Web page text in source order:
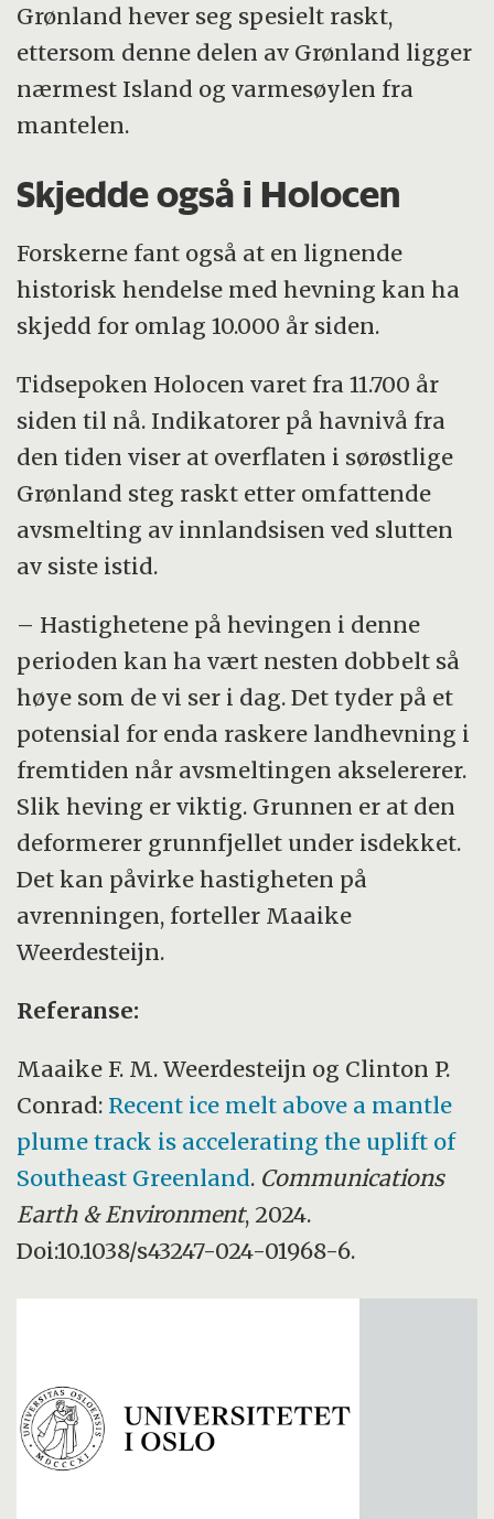
Grønland hever seg spesielt raskt,
ettersom denne delen av Grønland ligger
nærmest Island og varmesøylen fra
mantelen.
Skjedde også i Holocen
Forskerne fant også at en lignende
historisk hendelse med hevning kan ha
skjedd for omlag 10.000 år siden.
Tidsepoken Holocen varet fra 11.700 år
siden til nå. Indikatorer på havnivå fra
den tiden viser at overflaten i sørøstlige
Grønland steg raskt etter omfattende
avsmelting av innlandsisen ved slutten
av siste istid.
– Hastighetene på hevingen i denne
perioden kan ha vært nesten dobbelt så
høye som de vi ser i dag. Det tyder på et
potensial for enda raskere landhevning i
fremtiden når avsmeltingen akselererer.
Slik heving er viktig. Grunnen er at den
deformerer grunnfjellet under isdekket.
Det kan påvirke hastigheten på
avrenningen, forteller Maaike
Weerdesteijn.
Referanse:
Maaike F. M. Weerdesteijn og Clinton P.
Conrad: Recent ice melt above a mantle
plume track is accelerating the uplift of
Southeast Greenland. Communications
Earth & Environment, 2024.
Doi:10.1038/s43247-024-01968-6.